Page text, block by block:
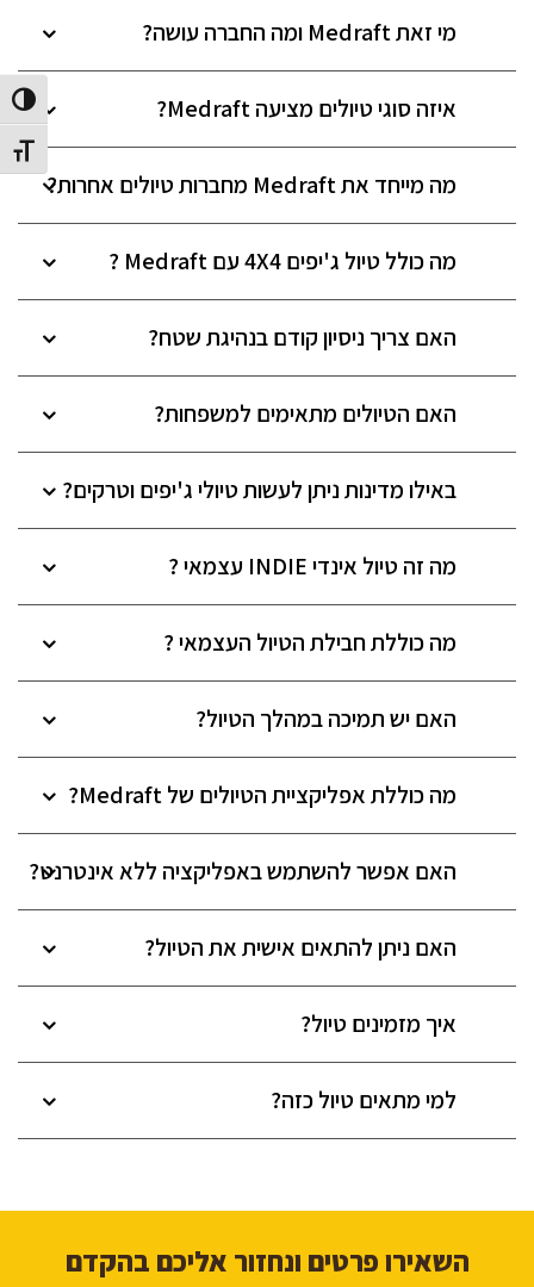
הפעל/
מתג
מי זאת Medraft ומה החברה עושה?
איזה סוגי טיולים מציעה Medraft?
מה מייחד את Medraft מחברות טיולים אחרות?
מה כולל טיול ג'יפים 4X4 עם Medraft ?
האם צריך ניסיון קודם בנהיגת שטח?
האם הטיולים מתאימים למשפחות?
באילו מדינות ניתן לעשות טיולי ג'יפים וטרקים?
מה זה טיול אינדי INDIE עצמאי ?
מה כוללת חבילת הטיול העצמאי ?
האם יש תמיכה במהלך הטיול?
מה כוללת אפליקציית הטיולים של Medraft?
האם אפשר להשתמש באפליקציה ללא אינטרנט?
האם ניתן להתאים אישית את הטיול?
איך מזמינים טיול?
למי מתאים טיול כזה?
השאירו פרטים ונחזור אליכם בהקדם